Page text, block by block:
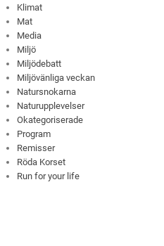
Klimat
Mat
Media
Miljö
Miljödebatt
Miljövänliga veckan
Natursnokarna
Naturupplevelser
Okategoriserade
Program
Remisser
Röda Korset
Run for your life